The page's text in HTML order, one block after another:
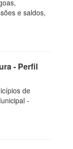
e saldos,
- Perfil
de
-